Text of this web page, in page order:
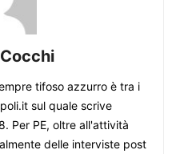
tifoso azzurro è tra i
sul quale scrive
Per PE, oltre all'attività
delle interviste post